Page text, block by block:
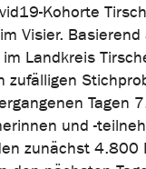
Kohorte
Visier.
Landkreis
zufälligen
Tagen
und -
zunächst 4.800